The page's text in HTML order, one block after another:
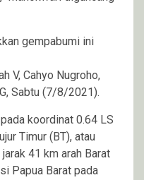
gempabumi ini
V, Cahyo Nugroho,
Sabtu (7/8/2021).
koordinat 0.64 LS
Timur (BT), atau
41 km arah Barat
Papua Barat pada